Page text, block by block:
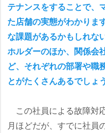
テナンスをすることで、
た店舗の実態がわかりま
な課題があるかもしれな
ホルダーのほか、関係会
ど、それぞれの部署や職
とがたくさんあるでしょ
この社員による故障対
月ほどだが、すでに社員